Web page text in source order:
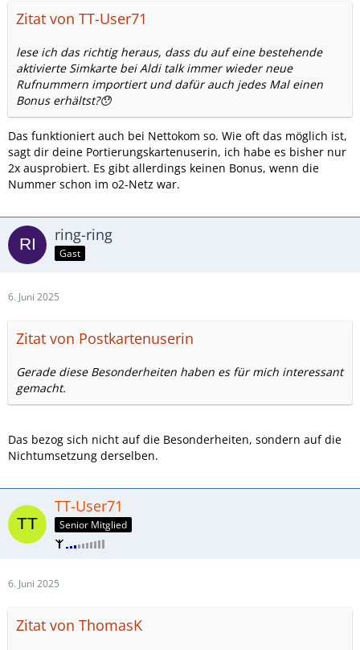
Zitat von TT-User71
lese ich das richtig heraus, dass du auf eine bestehende
aktivierte Simkarte bei Aldi talk immer wieder neue
Rufnummern importiert und dafür auch jedes Mal einen
Bonus erhältst?😯
Das funktioniert auch bei Nettokom so. Wie oft das möglich ist,
sagt dir deine Portierungskartenuserin, ich habe es bisher nur
2x ausprobiert. Es gibt allerdings keinen Bonus, wenn die
Nummer schon im o2-Netz war.
ring-ring
Gast
6. Juni 2025
Zitat von Postkartenuserin
Gerade diese Besonderheiten haben es für mich interessant
gemacht.
Das bezog sich nicht auf die Besonderheiten, sondern auf die
Nichtumsetzung derselben.
TT-User71
Senior Mitglied
6. Juni 2025
Zitat von ThomasK